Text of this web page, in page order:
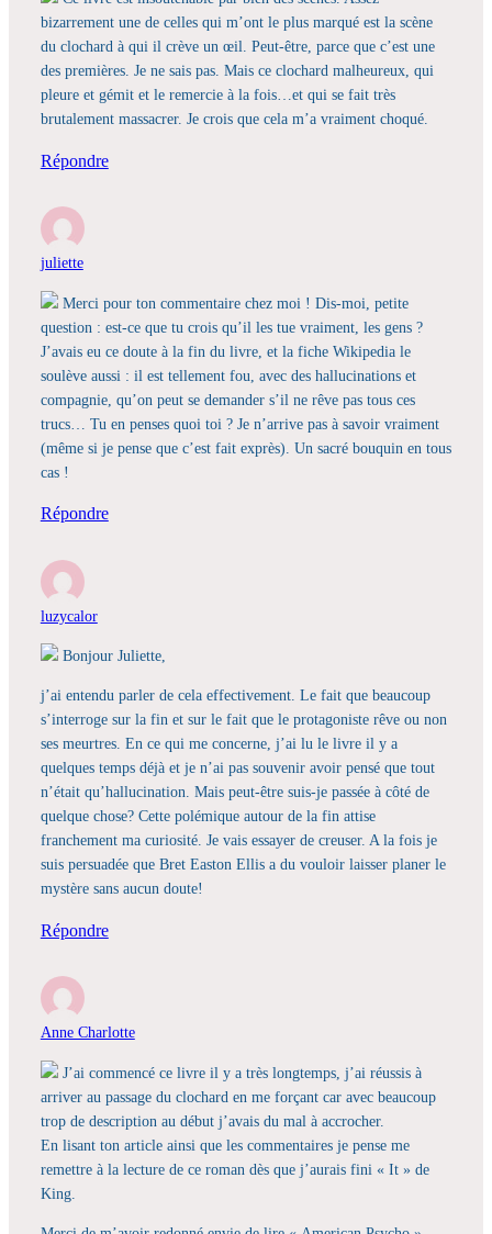
bizarrement une de celles qui m’ont le plus marqué est la scène
du clochard à qui il crève un œil. Peut-être, parce que c’est une
des premières. Je ne sais pas. Mais ce clochard malheureux, qui
pleure et gémit et le remercie à la fois…et qui se fait très
brutalement massacrer. Je crois que cela m’a vraiment choqué.
Répondre
juliette
Merci pour ton commentaire chez moi ! Dis-moi, petite
question : est-ce que tu crois qu’il les tue vraiment, les gens ?
J’avais eu ce doute à la fin du livre, et la fiche Wikipedia le
soulève aussi : il est tellement fou, avec des hallucinations et
compagnie, qu’on peut se demander s’il ne rêve pas tous ces
trucs… Tu en penses quoi toi ? Je n’arrive pas à savoir vraiment
(même si je pense que c’est fait exprès). Un sacré bouquin en tous
cas !
Répondre
luzycalor
Bonjour Juliette,
j’ai entendu parler de cela effectivement. Le fait que beaucoup
s’interroge sur la fin et sur le fait que le protagoniste rêve ou non
ses meurtres. En ce qui me concerne, j’ai lu le livre il y a
quelques temps déjà et je n’ai pas souvenir avoir pensé que tout
n’était qu’hallucination. Mais peut-être suis-je passée à côté de
quelque chose? Cette polémique autour de la fin attise
franchement ma curiosité. Je vais essayer de creuser. A la fois je
suis persuadée que Bret Easton Ellis a du vouloir laisser planer le
mystère sans aucun doute!
Répondre
Anne Charlotte
J’ai commencé ce livre il y a très longtemps, j’ai réussis à
arriver au passage du clochard en me forçant car avec beaucoup
trop de description au début j’avais du mal à accrocher.
En lisant ton article ainsi que les commentaires je pense me
remettre à la lecture de ce roman dès que j’aurais fini « It » de
King.